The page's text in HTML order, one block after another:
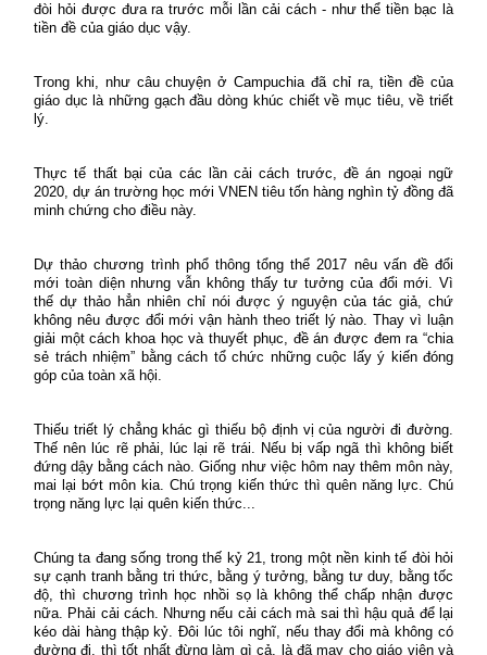
đòi hỏi được đưa ra trước mỗi lần cải cách - như thể tiền bạc là
tiền đề của giáo dục vậy.
Trong khi, như câu chuyện ở Campuchia đã chỉ ra, tiền đề của
giáo dục là những gạch đầu dòng khúc chiết về mục tiêu, về triết
lý.
Thực tế thất bại của các lần cải cách trước,đề án ngoại ngữ
2020, dự án trường học mới VNEN tiêu tốn hàng nghìn tỷ đồng đã
minh chứng cho điều này.
Dự thảo chương trình phổ thông tổng thể 2017 nêu vấn đề đổi
mới toàn diện nhưng vẫn không thấy tư tưởng của đổi mới. Vì
thế dự thảo hẳn nhiên chỉ nói được ý nguyện của tác giả, chứ
không nêu được đổi mới vận hành theo triết lý nào. Thay vì luận
giải một cách khoa học và thuyết phục, đề án được đem ra “chia
sẻ trách nhiệm” bằng cách tổ chức những cuộc lấy ý kiến đóng
góp của toàn xã hội.
Thiếu triết lý chẳng khác gì thiếu bộ định vị của người đi đường.
Thế nên lúc rẽ phải, lúc lại rẽ trái. Nếu bị vấp ngã thì không biết
đứng dậy bằng cách nào. Giống như việc hôm nay thêm môn này,
mai lại bớt môn kia. Chú trọng kiến thức thì quên năng lực. Chú
trọng năng lực lại quên kiến thức...
Chúng ta đang sống trong thế kỷ 21, trong một nền kinh tế đòi hỏi
sự cạnh tranh bằng tri thức, bằng ý tưởng, bằng tư duy, bằng tốc
độ, thì chương trình học nhồi sọ là không thể chấp nhận được
nữa. Phải cải cách. Nhưng nếu cải cách mà sai thì hậu quả để lại
kéo dài hàng thập kỷ. Đôi lúc tôi nghĩ, nếu thay đổi mà không có
đường đi, thì tốt nhất đừng làm gì cả, là đã may cho giáo viên và